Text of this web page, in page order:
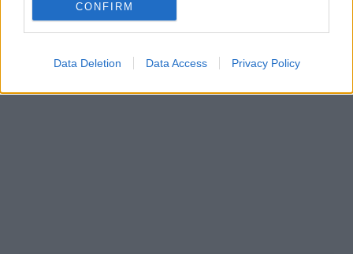
CONFIRM
Data Deletion Data Access Privacy Policy